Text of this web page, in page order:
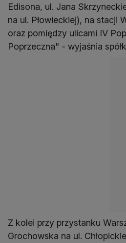
Edisona, ul. Jana
na ul. Płowieckiej), na stacji
oraz pomiędzy ulicami IV
Poprzeczna" - wyjaśnia
Z kolei przy przystanku
Grochowska na ul.